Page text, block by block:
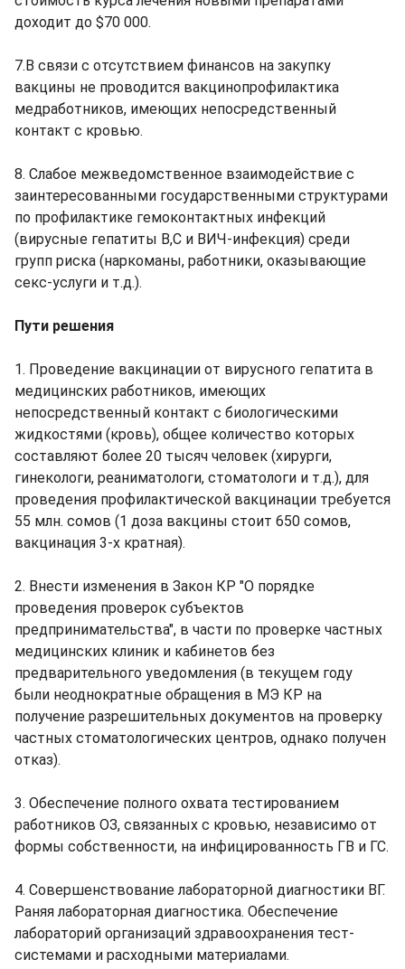
доходит до $70 000.
7.В связи с отсутствием финансов на закупку
вакцины не проводится вакцинопрофилактика
медработников, имеющих непосредственный
контакт с кровью.
8. Слабое межведомственное взаимодействие с
заинтересованными государственными структурами
по профилактике гемоконтактных инфекций
(вирусные гепатиты В,С и ВИЧ-инфекция) среди
групп риска (наркоманы, работники, оказывающие
секс-услуги и т.д.).
Пути решения
1. Проведение вакцинации от вирусного гепатита в
медицинских работников, имеющих
непосредственный контакт с биологическими
жидкостями (кровь), общее количество которых
составляют более 20 тысяч человек (хирурги,
гинекологи, реаниматологи, стоматологи и т.д.), для
проведения профилактической вакцинации требуется
55 млн. сомов (1 доза вакцины стоит 650 сомов,
вакцинация 3-х кратная).
2. Внести изменения в Закон КР "О порядке
проведения проверок субъектов
предпринимательства", в части по проверке частных
медицинских клиник и кабинетов без
предварительного уведомления (в текущем году
были неоднократные обращения в МЭ КР на
получение разрешительных документов на проверку
частных стоматологических центров, однако получен
отказ).
3. Обеспечение полного охвата тестированием
работников ОЗ, связанных с кровью, независимо от
формы собственности, на инфицированность ГВ и ГС.
4. Совершенствование лабораторной диагностики ВГ.
Раняя лабораторная диагностика. Обеспечение
лабораторий организаций здравоохранения тест-
системами и расходными материалами.